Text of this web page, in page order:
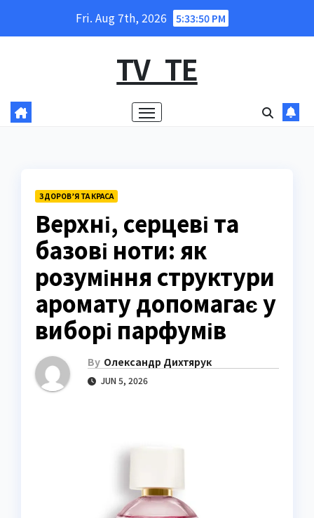
Fri. Aug 7th, 2026 5:33:51 PM
TV_TE
ЗДОРОВ’Я ТА КРАСА
Верхні, серцеві та
базові ноти: як
розуміння структури
аромату допомагає у
виборі парфумів
By Олександр Дихтярук
JUN 5, 2026